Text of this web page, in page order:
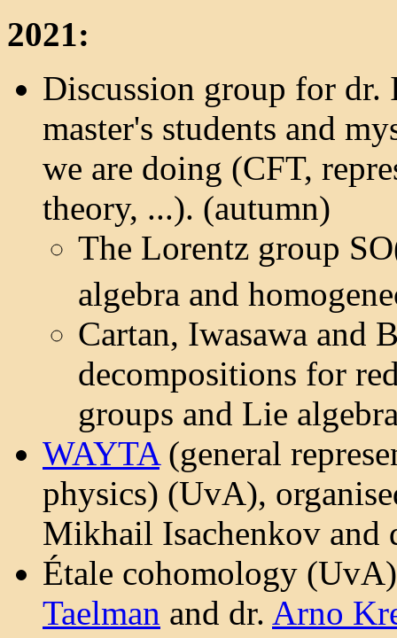
2021:
Discussion group for dr.
master's students and
we are doing (CFT,
theory, ...). (autumn)
The Lorentz group
algebra and
Cartan, Iwasawa and
decompositions for
groups and Lie
WAYTA(general
physics) (UvA),
Mikhail Isachenkov and
Étale cohomology
Taelman and dr. Arno